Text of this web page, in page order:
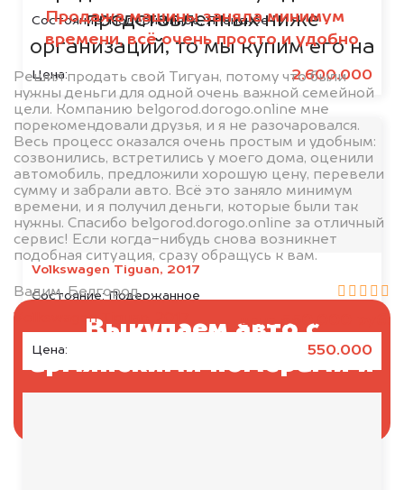
Состояние:Подержанное, Японское
Цена: 2.600.000
Volkswagen Tiguan, 2017
Состояние:Подержанное
Цена: 550.000
Продажа машины заняла минимум
времени, всё очень просто и удобно
Решил продать свой Тигуан, потому что были
нужны деньги для одной очень важной семейной
цели. Компанию belgorod.dorogo.online мне
порекомендовали друзья, и я не разочаровался.
Весь процесс оказался очень простым и удобным:
созвонились, встретились у моего дома, оценили
автомобиль, предложили хорошую цену, перевели
сумму и забрали авто. Всё это заняло минимум
времени, и я получил деньги, которые были так
нужны. Спасибо belgorod.dorogo.online за отличный
сервис! Если когда-нибудь снова возникнет
подобная ситуация, сразу обращусь к вам.
Вадим, Белгород
Volkswagen Tiguan, 2017
цена550.000 руб.
представленных ниже
организаций, то мы купим его на
5% дороже!
Выкупаем авто с
армянскими номерами и
не только